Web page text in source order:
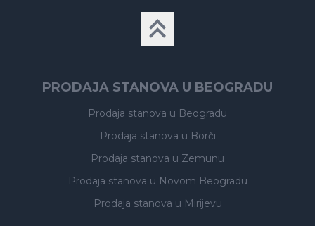
PRODAJA STANOVA U BEOGRADU
Prodaja stanova u Beogradu
Prodaja stanova u Borči
Prodaja stanova u Zemunu
Prodaja stanova u Novom Beogradu
Prodaja stanova u Mirijevu